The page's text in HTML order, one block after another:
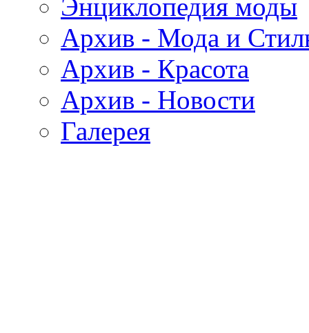
Энциклопедия моды
Архив - Мода и
Архив - Красота
Архив - Новости
Галерея